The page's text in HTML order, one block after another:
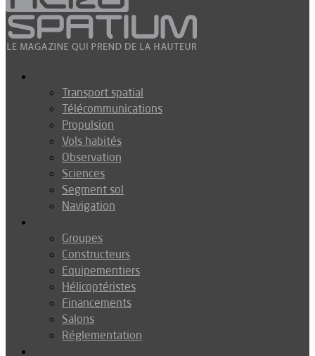
Transport spatial
Télécommunications
Propulsion
Vols habités
Observation
Sciences
Segment sol
Navigation
Groupes
Constructeurs
Equipementiers
Hélicoptéristes
Financements
Salons
Réglementation